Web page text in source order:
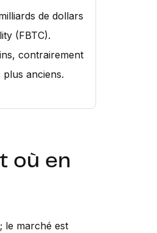
de dollars
(FBTC).
contrairement
anciens.
où en
le marché est